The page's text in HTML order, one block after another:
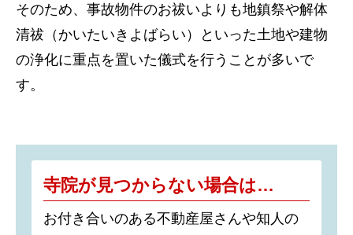
そのため、事故物件のお祓いよりも地鎮祭や解体
清祓（かいたいきよばらい）といった土地や建物
の浄化に重点を置いた儀式を行うことが多いで
す。
寺院が見つからない場合は…
お付き合いのある不動産屋さんや知人の